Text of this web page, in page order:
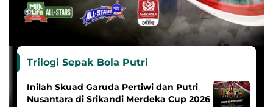
Trilogi Sepak Bola Putri
Inilah Skuad Garuda Pertiwi dan Putri
Nusantara di Srikandi Merdeka Cup 2026